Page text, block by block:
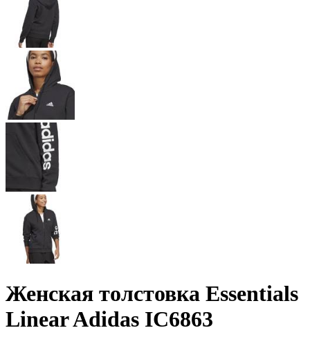
Женская толстовка Essentials
Linear Adidas IC6863